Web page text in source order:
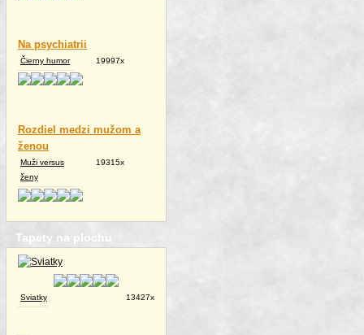
Na psychiatrii
Čierny humor 19997x
Rozdiel medzi mužom a
ženou
Muži versus
ženy
19315x
Tapety na plochu
Sviatky 13427x